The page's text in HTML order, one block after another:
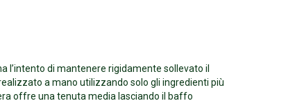
l’intento di mantenere rigidamente sollevato il
a mano utilizzando solo gli ingredienti più
offre una tenuta media lasciando il baffo